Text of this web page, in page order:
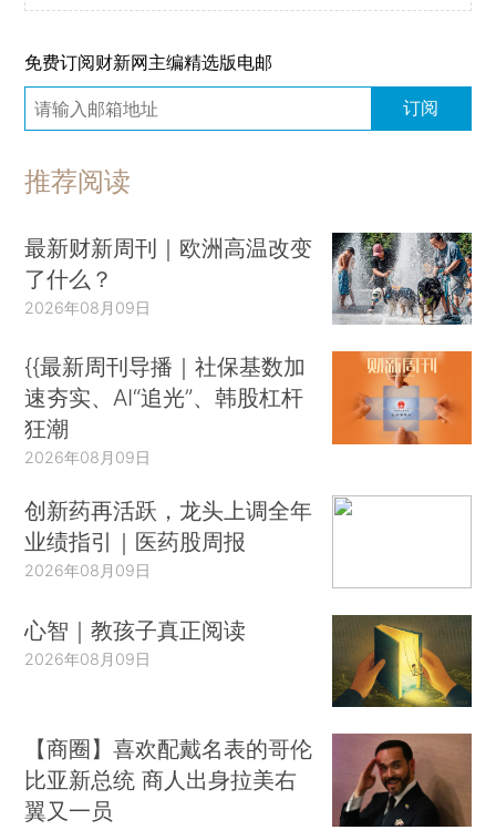
免费订阅财新网主编精选版电邮
订阅
推荐阅读
最新财新周刊｜欧洲高温改变
了什么？
2026年08月09日
{{最新周刊导播｜社保基数加
速夯实、AI“追光”、韩股杠杆
狂潮
2026年08月09日
创新药再活跃，龙头上调全年
业绩指引｜医药股周报
2026年08月09日
心智｜教孩子真正阅读
2026年08月09日
【商圈】喜欢配戴名表的哥伦
比亚新总统 商人出身拉美右
翼又一员